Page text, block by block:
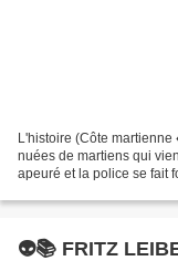
L'histoire (Côte martienne
nuées de martiens qui
apeuré et la police se fait
👽📚 FRITZ